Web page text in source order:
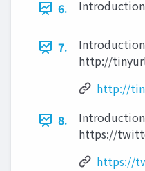
6. Introduction
7.
Introduction
http://
http://
8.
Introduction
https://
https://